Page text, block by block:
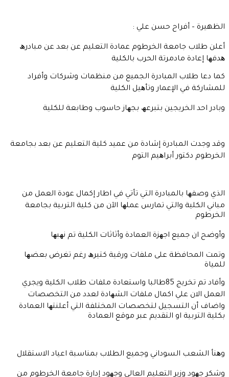
الظهيرة – أفراح حسن علي :
أعلن طلاب جامعة الخرطوم عمادة التعليم عن بعد عن مبادرھ
ھدفھا إعادة مادمرتة الحرب بالكلية
كما دعا طلاب المبادرة الجميع من منظمات وشركات وأفراد
للمشاركة في الإعمار وتأھيل الكلية
وبادر احد الخريجين بتبرعھ بجھاز حاسوب وطابعة للكلية
وقد وجدت المبادرة إشادة من عميد كلية التعليم عن بعد بجامعة
الخرطوم دكتور أبراھيم التوم
الذي وصفھا بالمبادرة التي تأتي في اطار إكمال عودة العمل من
مباني الكلية والتي تمارس عملھا الآن من كلية التربية بجامعة
الخرطوم
وأوضح ان جميع اجھزة العمادة وأثاثات الكلية تم نھبھا
وتمت المحافظة على ملفات ورقية كتيرھ رغم تغرض بعضھا
للمياة
وأفاد تم تخريج 85طالبا واستعادة ملفات طلاب الكلية ويجري
العمل الان علي اكمال ملفات الشھادة لعدد من التخصصات
واضاف أن التسجيل لتخصصات المختلفة التي أعلنتھا العمادة
بكلية التربية او التقديم عبر موقع العمادة
وھنأ الشعب السوداني وجميع الطلاب بمناسبة اعياد الاستقلال
وشكر جھود وزير التعليم العالي وجھود إدارة جامعة الخرطوم من